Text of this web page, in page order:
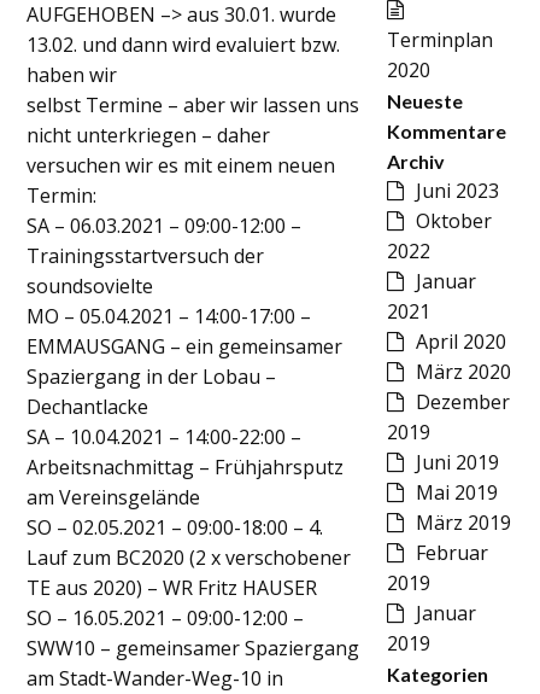
AUFGEHOBEN –> aus 30.01. wurde
13.02. und dann wird evaluiert bzw.
haben wir
selbst Termine – aber wir lassen uns
nicht unterkriegen – daher
versuchen wir es mit einem neuen
Termin:
SA – 06.03.2021 – 09:00-12:00 –
Trainingsstartversuch der
soundsovielte
MO – 05.04.2021 – 14:00-17:00 –
EMMAUSGANG – ein gemeinsamer
Spaziergang in der Lobau –
Dechantlacke
SA – 10.04.2021 – 14:00-22:00 –
Arbeitsnachmittag – Frühjahrsputz
am Vereinsgelände
SO – 02.05.2021 – 09:00-18:00 – 4.
Lauf zum BC2020 (2 x verschobener
TE aus 2020) – WR Fritz HAUSER
SO – 16.05.2021 – 09:00-12:00 –
SWW10 – gemeinsamer Spaziergang
am Stadt-Wander-Weg-10 in
Terminplan
2020
Neueste
Kommentare
Archiv
Juni 2023
Oktober
2022
Januar
2021
April 2020
März 2020
Dezember
2019
Juni 2019
Mai 2019
März 2019
Februar
2019
Januar
2019
Kategorien